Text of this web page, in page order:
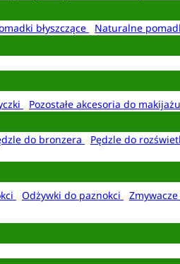
błyszczące
Naturalne
Pozostałe akcesoria do makijażu
do bronzera Pędzle do
Odżywki do paznokci